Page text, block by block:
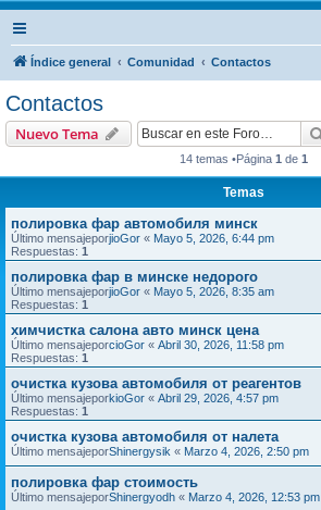
Índice general Comunidad Contactos
Contactos
Nuevo Tema
14 temas •Página 1 de 1
Temas
полировка фар автомобиля минск
Último mensajeporjioGor « Mayo 5, 2026, 6:44 pm
Respuestas: 1
полировка фар в минске недорого
Último mensajeporjioGor « Mayo 5, 2026, 8:35 am
Respuestas: 1
химчистка салона авто минск цена
Último mensajeporcioGor « Abril 30, 2026, 11:58 pm
Respuestas: 1
очистка кузова автомобиля от реагентов
Último mensajeporkioGor « Abril 29, 2026, 4:57 pm
Respuestas: 1
очистка кузова автомобиля от налета
Último mensajeporShinergysik « Marzo 4, 2026, 2:50 pm
полировка фар стоимость
Último mensajeporShinergyodh « Marzo 4, 2026, 12:53 pm